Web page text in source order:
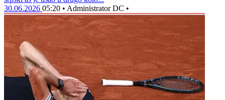
30.06.2026 05:20 • Administrator DC •